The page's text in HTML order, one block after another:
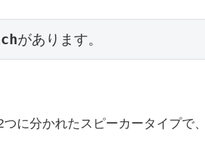
があります。
に分かれたスピーカータイプで、